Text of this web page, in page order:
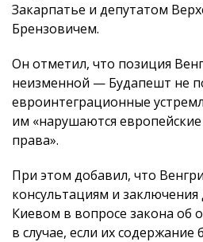
Закарпатье и депутатом
Брензовичем.
Он отметил, что позиция
неизменной — Будапешт не
евроинтеграционные
им «нарушаются
права».
При этом добавил, что
консультациям и заключения
Киевом в вопросе закона об
в случае, если их содержание